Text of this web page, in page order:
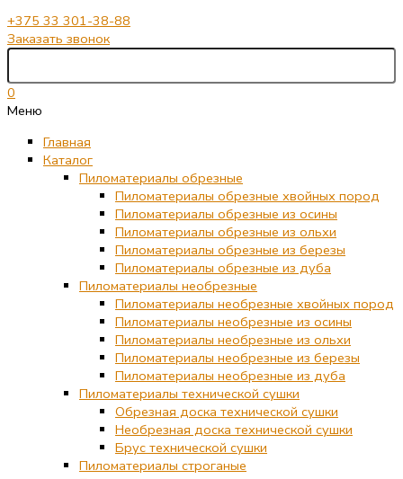
+375 33 301-38-88
Заказать звонок
0
Меню
Главная
Каталог
Пиломатериалы обрезные
Пиломатериалы обрезные хвойных пород
Пиломатериалы обрезные из осины
Пиломатериалы обрезные из ольхи
Пиломатериалы обрезные из березы
Пиломатериалы обрезные из дуба
Пиломатериалы необрезные
Пиломатериалы необрезные хвойных пород
Пиломатериалы необрезные из осины
Пиломатериалы необрезные из ольхи
Пиломатериалы необрезные из березы
Пиломатериалы необрезные из дуба
Пиломатериалы технической сушки
Обрезная доска технической сушки
Необрезная доска технической сушки
Брус технической сушки
Пиломатериалы строганые